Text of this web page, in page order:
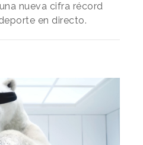
nueva cifra récord
en directo.